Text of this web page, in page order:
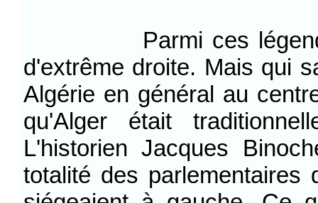
Parmi ces légendes,
d'extrême droite. Mais qui
Algérie en général au
qu'Alger était
L'historien Jacques
totalité des parlementaires